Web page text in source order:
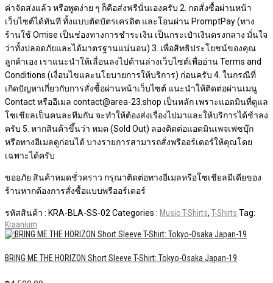
ค่าจัดส่งแล้ว หรือพูดง่าย ๆ ก็คือส่งฟรีนั่นเองครับ 2. กดสั่งซื้อผ่านหน้า
เว็บไซต์ได้ทันที ทั้งแบบตัดบัตรเครดิต และโอนผ่าน PromptPay (ทาง
ร้านใช้ Omise เป็นช่องทางการชำระเงิน เป็นกระเป๋าเงินตรงกลาง มั่นใจ
ว่าทั้งปลอดภัยและได้มาตรฐานแน่นอน) 3. เพื่อสิทธิประโยชน์ของคุณ
ลูกค้าเอง เราแนะนำให้เลื่อนลงไปด้านล่างเว็บไซต์เพื่ออ่าน Terms and
Conditions (เงื่อนไขและนโยบายการให้บริการ) ก่อนครับ 4. ในกรณีที่
เกิดปัญหาเกี่ยวกับการสั่งซื้อผ่านหน้าเว็บไซต์​ แนะนำให้ติดต่อผ่านเมนู
Contact หรืออีเมล contact@area-23.shop เป็นหลัก เพราะแอดมินที่ดูแล
โซเชียลเป็นคนละทีมกัน จะทำให้ต้องส่งเรื่องไปมาและให้บริการได้ช้าลง
ครับ 5. หากสินค้าขึ้นว่า หมด (Sold Out) ลองติดต่อแอดมินเพจเฟซบุ๊ก
หรือทางอีเมลดูก่อนได้ บางรายการสามารถสั่งพรีออร์เดอร์ให้คุณโดย
เฉพาะได้ครับ
ขออภัย สินค้าหมดชั่วคราว กรุณาติดต่อทางอีเมลหรือโซเชียลมีเดียของ
ร้านหากต้องการสั่งซื้อแบบพรีออร์เดอร์
รหัสสินค้า : KRA-BLA-SS-02 Categories : Music T-Shirts, T-Shirts Tag:
Kraanium
BRING ME THE HORIZON Short Sleeve T-Shirt: Tokyo-Osaka Japan-19